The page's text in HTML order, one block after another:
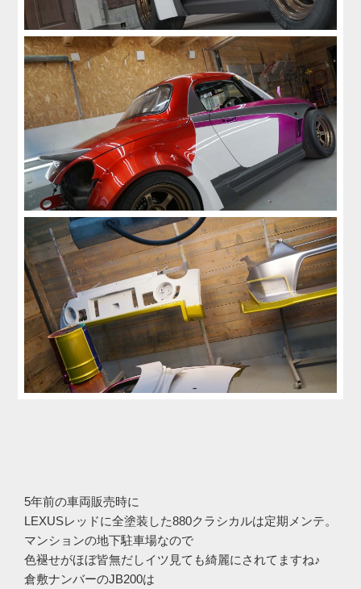
5年前の車両販売時に
LEXUSレッドに全塗装した880クラシカルは定期メンテ。
マンションの地下駐車場なので
色褪せがほぼ皆無だしイツ見ても綺麗にされてますね♪
倉敷ナンバーのJB200は